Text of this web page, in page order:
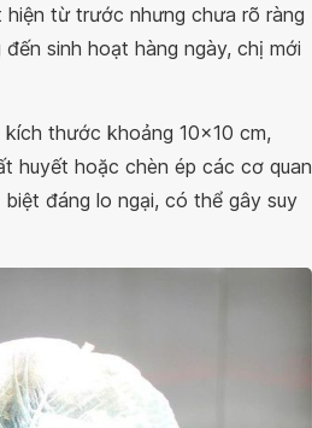
từ trước nhưng chưa rõ ràng
sinh hoạt hàng ngày, chị mới
kích thước khoảng 10x10 cm,
huyết hoặc chèn ép các cơ quan
đáng lo ngại, có thể gây suy